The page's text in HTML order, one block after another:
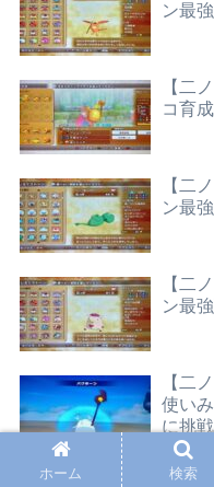
ン最
【二
コ育
【二
ン最
【二
ン最
【二
使い
に挑
【二
ホーム 検索